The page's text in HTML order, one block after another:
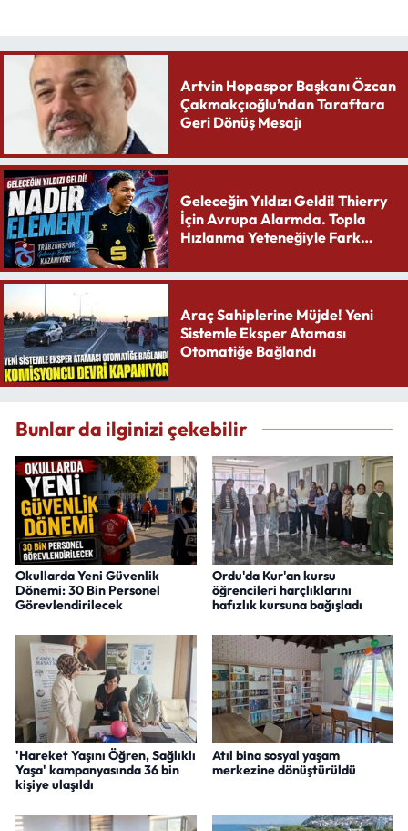
Artvin Hopaspor Başkanı Özcan
Çakmakçıoğlu’ndan Taraftara
Geri Dönüş Mesajı
Geleceğin Yıldızı Geldi! Thierry
İçin Avrupa Alarmda. Topla
Hızlanma Yeteneğiyle Fark
Araç Sahiplerine Müjde! Yeni
Sistemle Eksper Ataması
Otomatiğe Bağlandı
Bunlar da ilginizi çekebilir
Okullarda Yeni Güvenlik
Dönemi: 30 Bin Personel
Görevlendirilecek
Ordu'da Kur'an kursu
öğrencileri harçlıklarını
hafızlık kursuna bağışladı
'Hareket Yaşını Öğren, Sağlıklı
Yaşa' kampanyasında 36 bin
kişiye ulaşıldı
Atıl bina sosyal yaşam
merkezine dönüştürüldü